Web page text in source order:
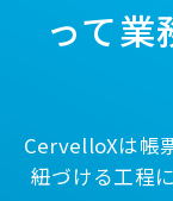
って業
CervelloXは帳
紐づける工程